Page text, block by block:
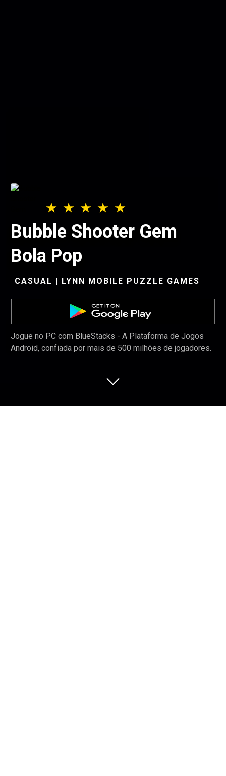
Bubble Shooter Gem
Bola Pop
CASUAL | LYNN MOBILE PUZZLE GAMES
Jogue no PC com BlueStacks - A Plataforma de Jogos
Android, confiada por mais de 500 milhões de jogadores.